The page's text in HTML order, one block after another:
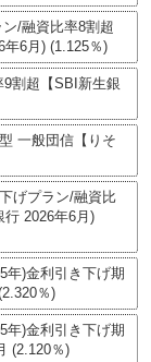
/融資比率8割超
6月) (1.125％)
割超【SBI新生銀
一般団信【りそ
げプラン/融資比
行 2026年6月)
年)金利引き下げ期
％)
年)金利引き下げ期
(2.120％)